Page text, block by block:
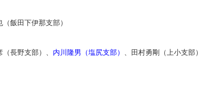
飯田下伊那支部）
長野支部）、 内川隆男（塩尻支部） 、田村勇剛（上小支部）
更埴支部）